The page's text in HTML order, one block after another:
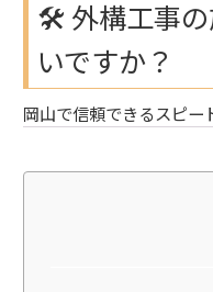
🛠 外構工事の
いですか？
岡山で信頼できるスピー